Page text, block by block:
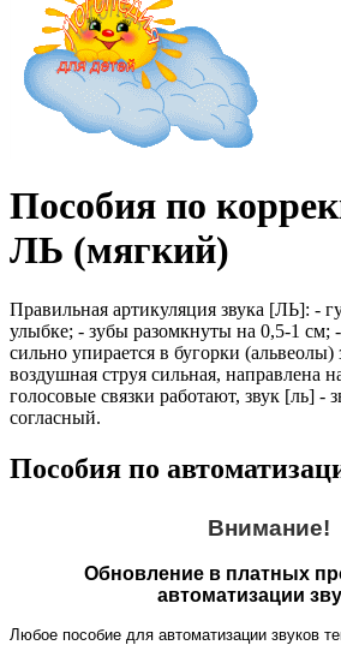
Пособия по
ЛЬ (мягкий)
Правильная артикуляция звука [ЛЬ]: -
улыбке; - зубы разомкнуты на 0,5-1 см;
сильно упирается в бугорки
воздушная струя сильная, направлена
голосовые связки работают, звук [ль] -
согласный.
Пособия по
Внимание!
Обновление в платных
автоматизации
Любое пособие для автоматизации звуков